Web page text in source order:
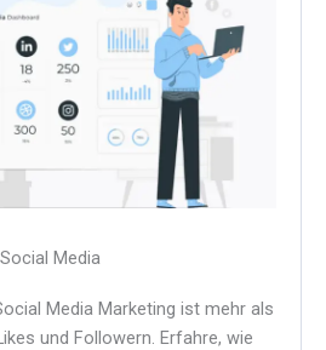
Media
Media Marketing ist mehr als
und Followern. Erfahre, wie